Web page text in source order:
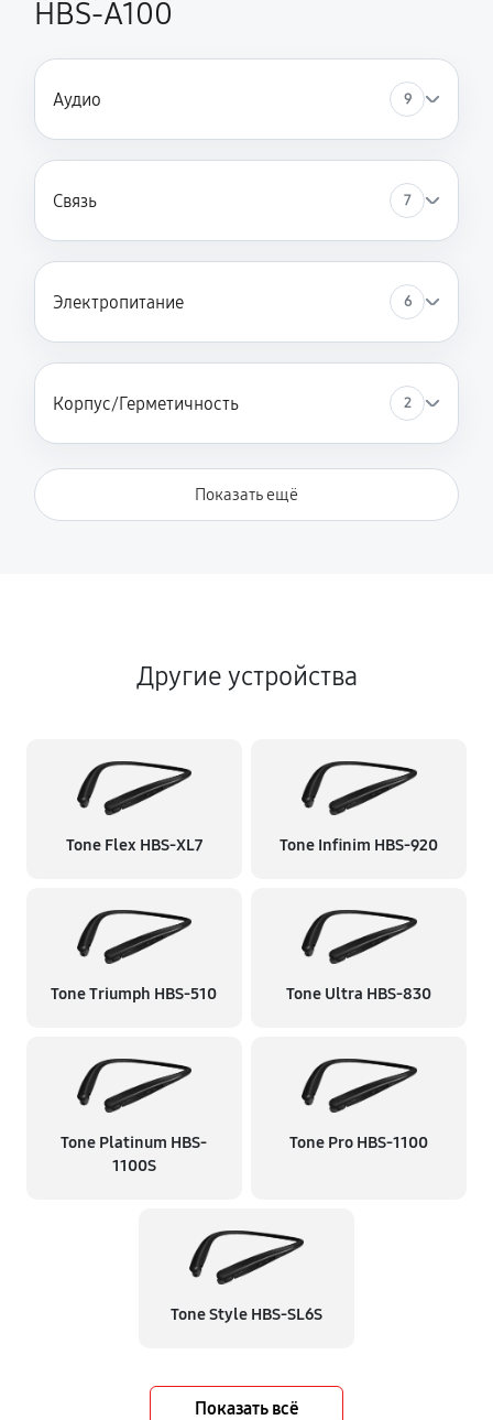
HBS-A100
Аудио 9
Связь 7
Электропитание 6
Корпус/Герметичность 2
Показать ещё
Другие устройства
Tone Flex HBS-XL7 Tone Infinim HBS-920
Tone Triumph HBS-510 Tone Ultra HBS-830
Tone Platinum HBS-
1100S
Tone Pro HBS-1100
Tone Style HBS-SL6S
Показать всё